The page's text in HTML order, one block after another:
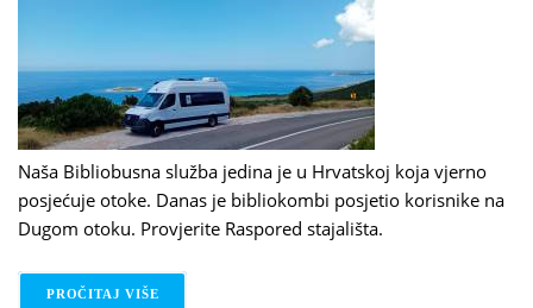
Naša Bibliobusna služba jedina je u Hrvatskoj koja vjerno
posjećuje otoke. Danas je bibliokombi posjetio korisnike na
Dugom otoku. Provjerite Raspored stajališta.
PROČITAJ VIŠE